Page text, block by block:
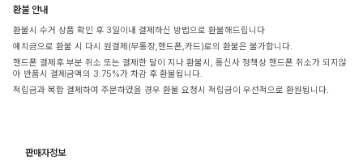
환불 안내
환불시 수거 상품 확인 후 3일이내 결제하신 방법으로 환불해드립니다
예치금으로 환불 시 다시 원결제(무통장,핸드폰,카드)로의 환불은 불가합니다.
핸드폰 결제후 부분 취소 또는 결제한 달이 지나 환불시, 통신사 정책상 핸드폰 취소가 되지않
아 반품시 결제금액의 3.75%가 차감 후 환불됩니다.
적립금과 복합 결제하여 주문하였을 경우 환불 요청시 적립금이 우선적으로 환원됩니다.
판매자정보